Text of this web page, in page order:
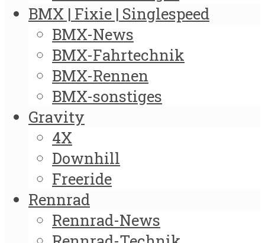
BMX | Fixie | Singlespeed
BMX-News
BMX-Fahrtechnik
BMX-Rennen
BMX-sonstiges
Gravity
4X
Downhill
Freeride
Rennrad
Rennrad-News